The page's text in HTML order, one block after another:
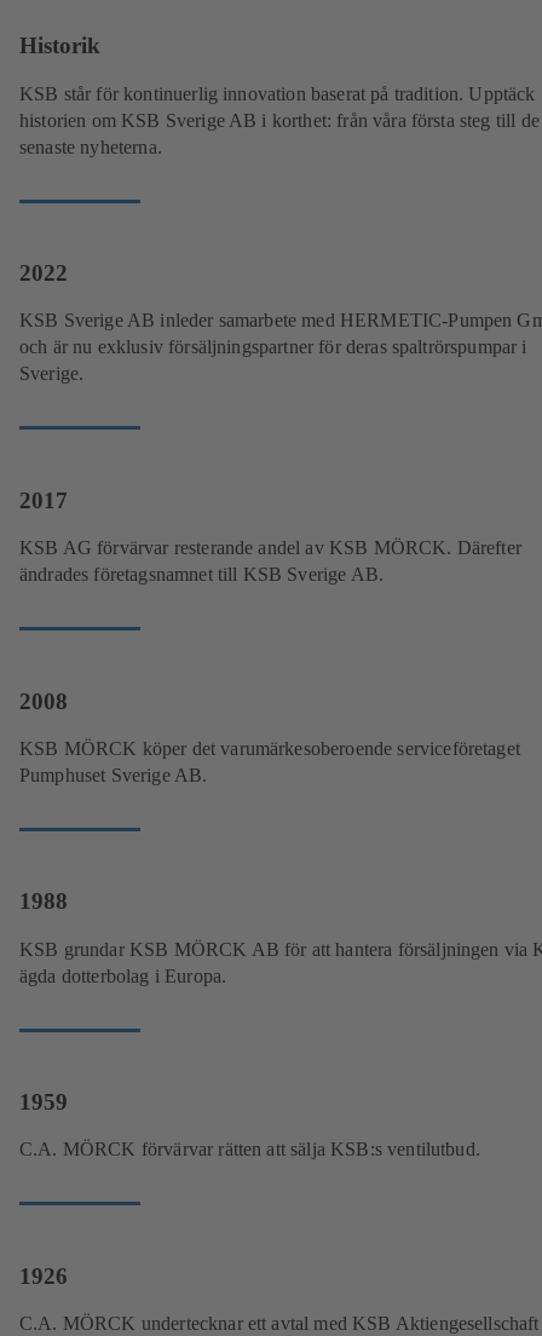
Historik
KSB står för kontinuerlig innovation baserat på tradition. Upptäck
historien om KSB Sverige AB i korthet: från våra första steg till de
senaste nyheterna.
2022
KSB Sverige AB inleder samarbete med HERMETIC-Pumpen
och är nu exklusiv försäljningspartner för deras spaltrörspumpar i
Sverige.
2017
KSB AG förvärvar resterande andel av KSB MÖRCK. Därefter
ändrades företagsnamnet till KSB Sverige AB.
2008
KSB MÖRCK köper det varumärkesoberoende serviceföretaget
Pumphuset Sverige AB.
1988
KSB grundar KSB MÖRCK AB för att hantera försäljningen via
ägda dotterbolag i Europa.
1959
C.A. MÖRCK förvärvar rätten att sälja KSB:s ventilutbud.
1926
C.A. MÖRCK undertecknar ett avtal med KSB